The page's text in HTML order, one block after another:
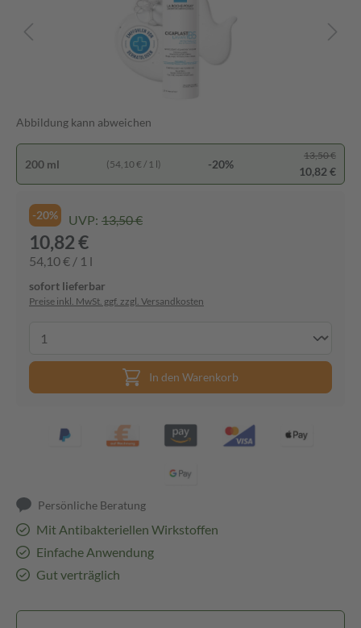
Abbildung kann abweichen
200 ml (54,10 € / 1 l) -20%
13,50 €
10,82 €
-20% UVP: 13,50 €
10,82 €
54,10 € / 1 l
sofort lieferbar
Preise inkl. MwSt. ggf. zzgl. Versandkosten
In den Warenkorb
Persönliche Beratung
Mit Antibakteriellen Wirkstoffen
Einfache Anwendung
Gut verträglich